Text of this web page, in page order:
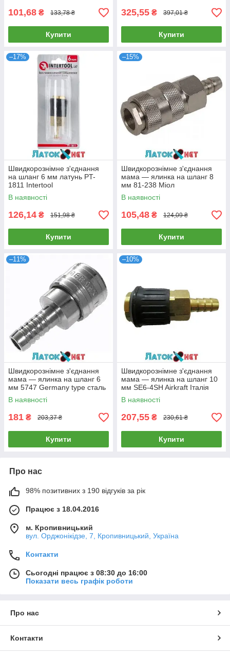
101,68 ₴ 133,78 ₴
Купити
325,55 ₴ 397,01 ₴
Купити
–17%
Швидкорознімне з'єднання
на шланг 6 мм латунь PT-
1811 Intertool
В наявності
126,14 ₴ 151,98 ₴
Купити
–15%
Швидкорознімне з'єднання
мама — ялинка на шланг 8
мм 81-238 Міол
В наявності
105,48 ₴ 124,09 ₴
Купити
–11%
Швидкорознімне з'єднання
мама — ялинка на шланг 6
мм 5747 Germany type сталь
Польща
В наявності
181 ₴ 203,37 ₴
Купити
–10%
Швидкорознімне з'єднання
мама — ялинка на шланг 10
мм SE6-4SH Airkraft Італія
В наявності
207,55 ₴ 230,61 ₴
Купити
Про нас
98% позитивних з 190 відгуків за рік
Працює з 18.04.2016
м. Кропивницький
вул. Орджонікідзе, 7, Кропивницький, Україна
Контакти
Сьогодні працює з 08:30 до 16:00
Показати весь графік роботи
Про нас
Контакти